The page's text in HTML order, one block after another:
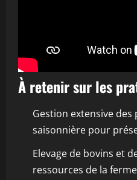
À retenir sur les
Gestion extensive
saisonnière pour
Elevage de bovins et
ressources de la